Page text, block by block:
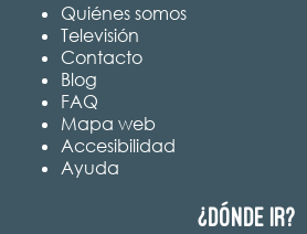
Quiénes somos
Televisión
Contacto
Blog
FAQ
Mapa web
Accesibilidad
Ayuda
¿Dónde ir?